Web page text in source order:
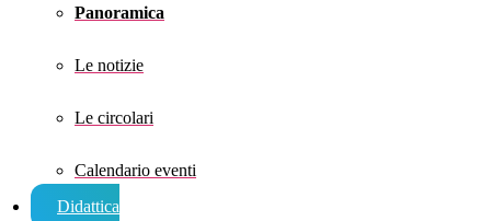
Panoramica
Le notizie
Le circolari
Calendario eventi
Didattica